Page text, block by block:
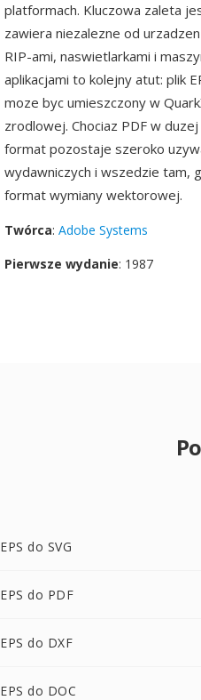
platformach. Kluczowa zaleta
zawiera niezalezne od
RIP-ami, naswietlarkami i
aplikacjami to kolejny atut: plik
moze byc umieszczony w
zrodlowej. Chociaz PDF w
format pozostaje szeroko
wydawniczych i wszedzie tam,
format wymiany wektorowej.
Twórca: Adobe Systems
Pierwsze wydanie: 1987
EPS do SVG
EPS do PDF
EPS do DXF
EPS do DOC